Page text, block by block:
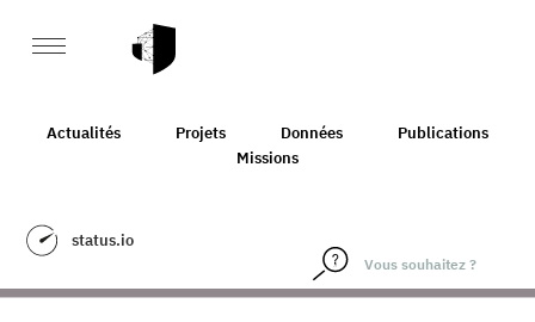
Actualités Projets Données
Publications
Missions
status.io